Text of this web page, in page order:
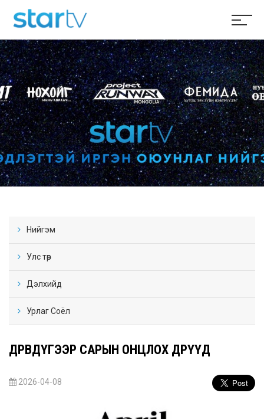
Нийгэм
Улс төр
Дэлхийд
Урлаг Соёл
ДӨРӨВДҮГЭЭР САРЫН ОНЦЛОХ ӨДРҮҮД
2026-04-08